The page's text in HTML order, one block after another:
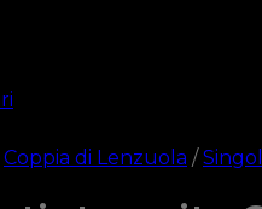
Coppia di Lenzuola /